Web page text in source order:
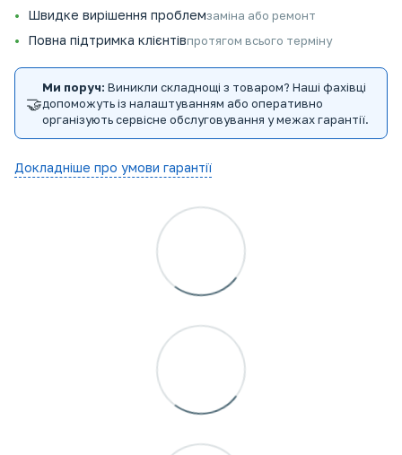
Швидке вирішення проблемзаміна або ремонт
Повна підтримка клієнтівпротягом всього терміну
🤝
Ми поруч: Виникли складнощі з товаром? Наші фахівці
допоможуть із налаштуванням або оперативно
організують сервісне обслуговування у межах гарантії.
Докладніше про умови гарантії